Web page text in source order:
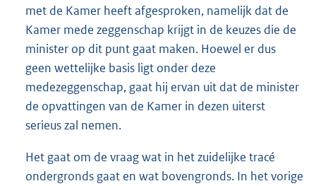
met de Kamer heeft afgesproken, namelijk dat de
Kamer mede zeggenschap krijgt in de keuzes die de
minister op dit punt gaat maken. Hoewel er dus
geen wettelijke basis ligt onder deze
medezeggenschap, gaat hij ervan uit dat de minister
de opvattingen van de Kamer in dezen uiterst
serieus zal nemen.
Het gaat om de vraag wat in het zuidelijke tracé
ondergronds gaat en wat bovengronds. In het vorige